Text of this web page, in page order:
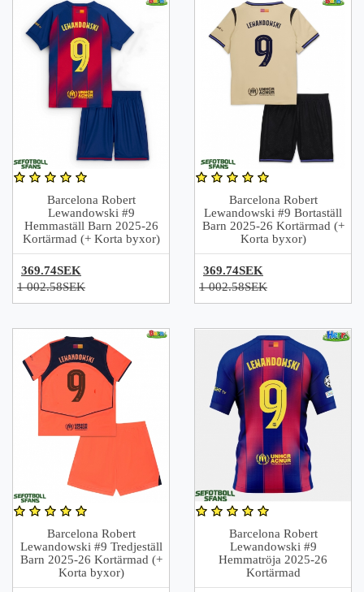
Barcelona Robert
Lewandowski #9
Hemmaställ Barn 2025-26
Kortärmad (+ Korta byxor)
369.74SEK
1 002.58SEK
Barcelona Robert
Lewandowski #9 Bortaställ
Barn 2025-26 Kortärmad (+
Korta byxor)
369.74SEK
1 002.58SEK
Barcelona Robert
Lewandowski #9 Tredjeställ
Barn 2025-26 Kortärmad (+
Korta byxor)
Barcelona Robert
Lewandowski #9
Hemmatröja 2025-26
Kortärmad